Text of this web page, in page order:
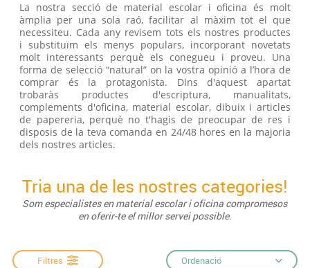
La nostra secció de material escolar i oficina és molt
àmplia per una sola raó, facilitar al màxim tot el que
necessiteu. Cada any revisem tots els nostres productes
i substituïm els menys populars, incorporant novetats
molt interessants perquè els conegueu i proveu. Una
forma de selecció “natural” on la vostra opinió a l’hora de
comprar és la protagonista. Dins d'aquest apartat
trobaràs productes d'escriptura, manualitats,
complements d'oficina, material escolar, dibuix i articles
de papereria, perquè no t'hagis de preocupar de res i
disposis de la teva comanda en 24/48 hores en la majoria
dels nostres articles.
Tria una de les nostres categories!
Som especialistes en material escolar i oficina compromesos
en oferir-te el millor servei possible.
Filtres Ordenació